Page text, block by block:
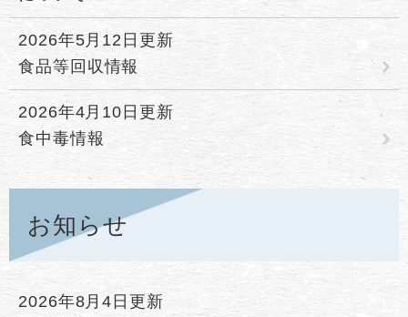
2026年5月12日更新
食品等回収情報
2026年4月10日更新
食中毒情報
お知らせ
2026年8月4日更新